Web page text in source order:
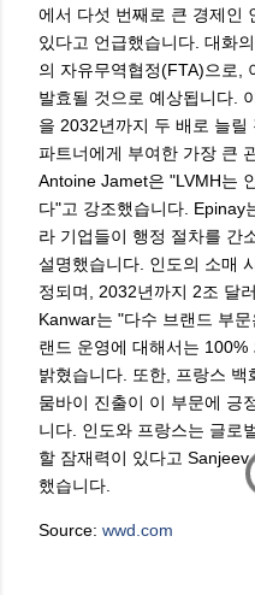
에서 다섯 번째로 큰 경제인
있다고 언급했습니다. 대화
의 자유무역협정(FTA)으로,
발효될 것으로 예상됩니다.
을 2032년까지 두 배로 늘릴
파트너에게 부여한 가장 큰
Antoine Jamet은 "LVMH는
다"고 강조했습니다. Epinay
라 기업들이 행정 절차를 간
설명했습니다. 인도의 소매
정되며, 2032년까지 2조 달
Kanwar는 "다수 브랜드 부
랜드 운영에 대해서는
밝혔습니다. 또한, 프랑스
뭄바이 진출이 이 부문에 긍
니다. 인도와 프랑스는 글로
할 잠재력이 있다고
했습니다.
Source: wwd.com